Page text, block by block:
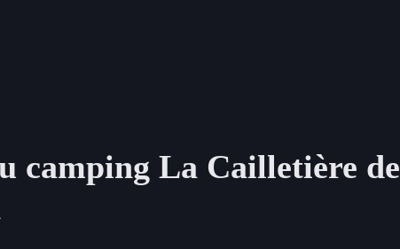
camping La Cailletière de